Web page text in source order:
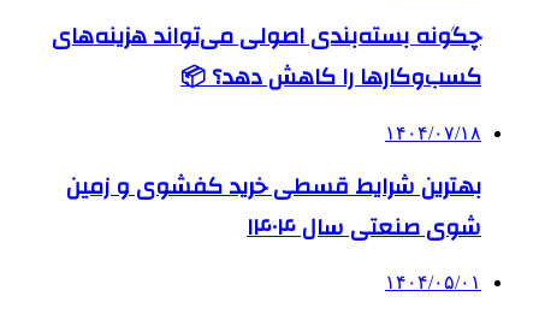
چگونه بسته‌بندی اصولی می‌تواند هزینه‌های
کسب‌وکارها را کاهش دهد؟ 📦
۱۴۰۴/۰۷/۱۸
بهترین شرایط قسطی خرید کفشوی و زمین
شوی صنعتی سال ۱۴۰۴
۱۴۰۴/۰۵/۰۱